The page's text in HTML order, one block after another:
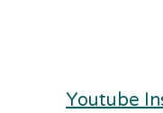
Youtube